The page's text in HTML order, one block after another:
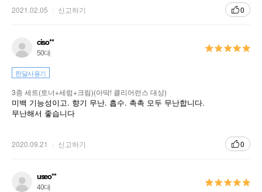
2021.02.05 신고하기 0
ciso**
50대
한달사용기
3종 세트(토너+세럼+크림)(아딱! 클리어런스 대상)
미백 기능성이고. 향기 무난. 흡수. 촉촉 모두 무난합니다.
무난해서 좋습니다
2020.09.21 신고하기 0
useo**
40대